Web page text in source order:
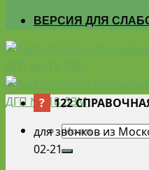
ВЕРСИЯ ДЛЯ
? 122
для звонков из
02-21